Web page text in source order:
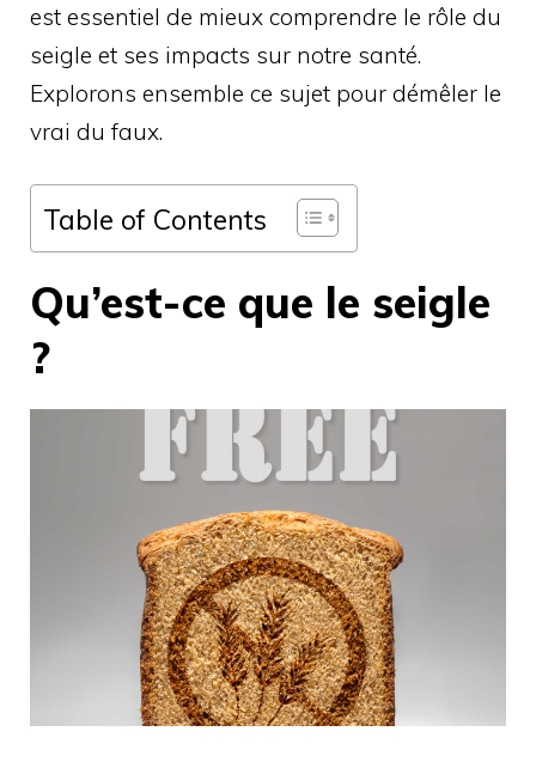
est essentiel de mieux comprendre le rôle du
seigle et ses impacts sur notre santé.
Explorons ensemble ce sujet pour démêler le
vrai du faux.
Table of Contents
Qu’est-ce que le seigle
?